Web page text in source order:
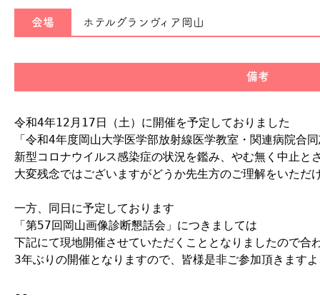
会場 ホテルグランヴィア岡山
備考
令和4年12月17日（土）に開催を予定しておりました
「令和4年度岡山大学医学部放射線医学教室・関連病院合
新型コロナウイルス感染症の状況を鑑み、やむ無く中止
大変残念ではございますがどうか先生方のご理解をいた
一方、同日に予定しております
「第57回岡山画像診断懇話会」につきましては
下記にて現地開催させていただくこととなりましたので合
3年ぶりの開催となりますので、皆様是非ご参加頂きます
--